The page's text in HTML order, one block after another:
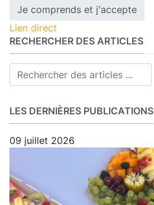
Je comprends et j'accepte
Lien direct
RECHERCHER DES ARTICLES
LES DERNIÈRES PUBLICATIONS
09 juillet 2026